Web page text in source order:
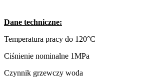
Dane techniczne:
Temperatura pracy do 120°C
Ciśnienie nominalne 1MPa
Czynnik grzewczy woda